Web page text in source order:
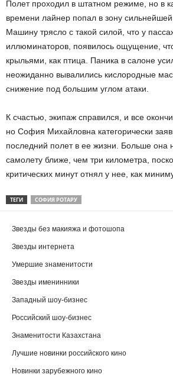
Полет проходил в штатном режиме, но в
времени лайнер попал в зону сильнейшей
Машину трясло с такой силой, что у
иллюминаторов, появилось ощущение,
крыльями, как птица. Паника в салоне
неожиданно вывалились кислородные
снижение под большим углом атаки.
К счастью, экипаж справился, и все
но София Михайловна категорически
последний полет в ее жизни. Больше она
самолету ближе, чем три километра,
критических минут отнял у нее, как
ТЕГИ СОФИЯ РОТАРУ
Звезды без макияжа и фотошопа
Звезды интернета
Умершие знаменитости
Звезды именинники
Западный шоу-бизнес
Российский шоу-бизнес
Знаменитости Казахстана
Лучшие новинки российского кино
Новинки зарубежного кино